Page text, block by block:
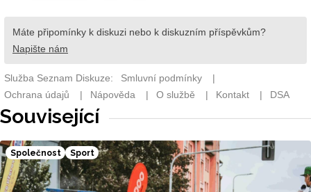
Související
Společnost Sport